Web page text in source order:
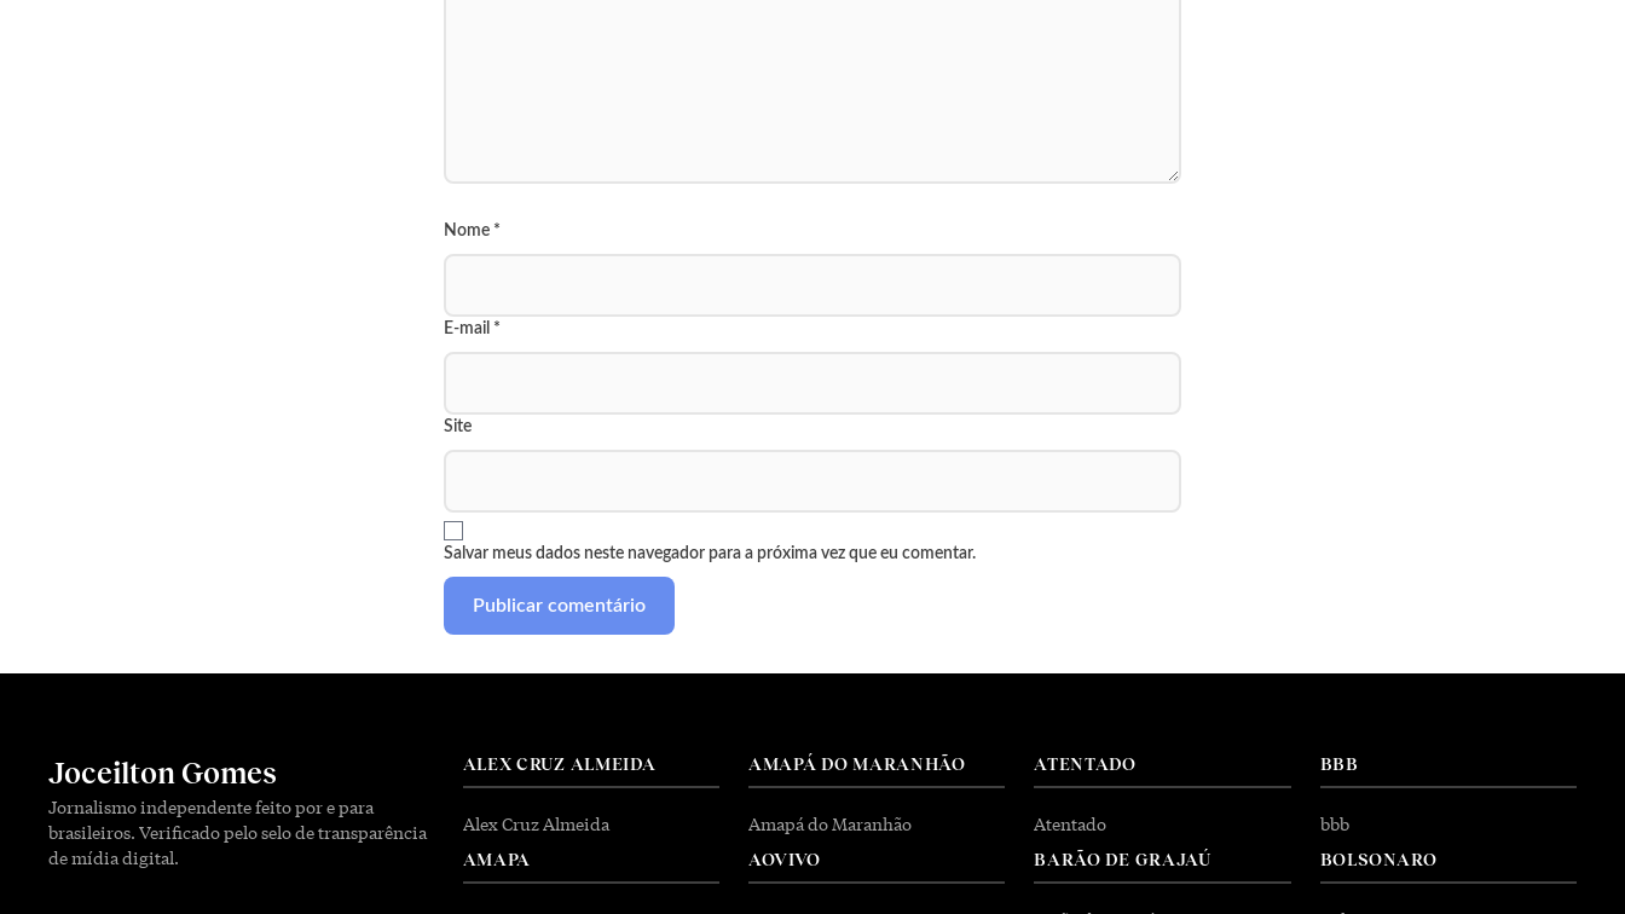
Nome *
E-mail *
Site
Salvar meus dados neste navegador para a próxima vez que eu comentar.
Joceilton Gomes
Jornalismo independente feito por e para
brasileiros. Verificado pelo selo de transparência
de mídia digital.
ALEX CRUZ ALMEIDA
Alex Cruz Almeida
AMAPA
AMAPÁ DO MARANHÃO
Amapá do Maranhão
AOVIVO
ATENTADO
Atentado
BARÃO DE GRAJAÚ
BBB
bbb
BOLSONARO